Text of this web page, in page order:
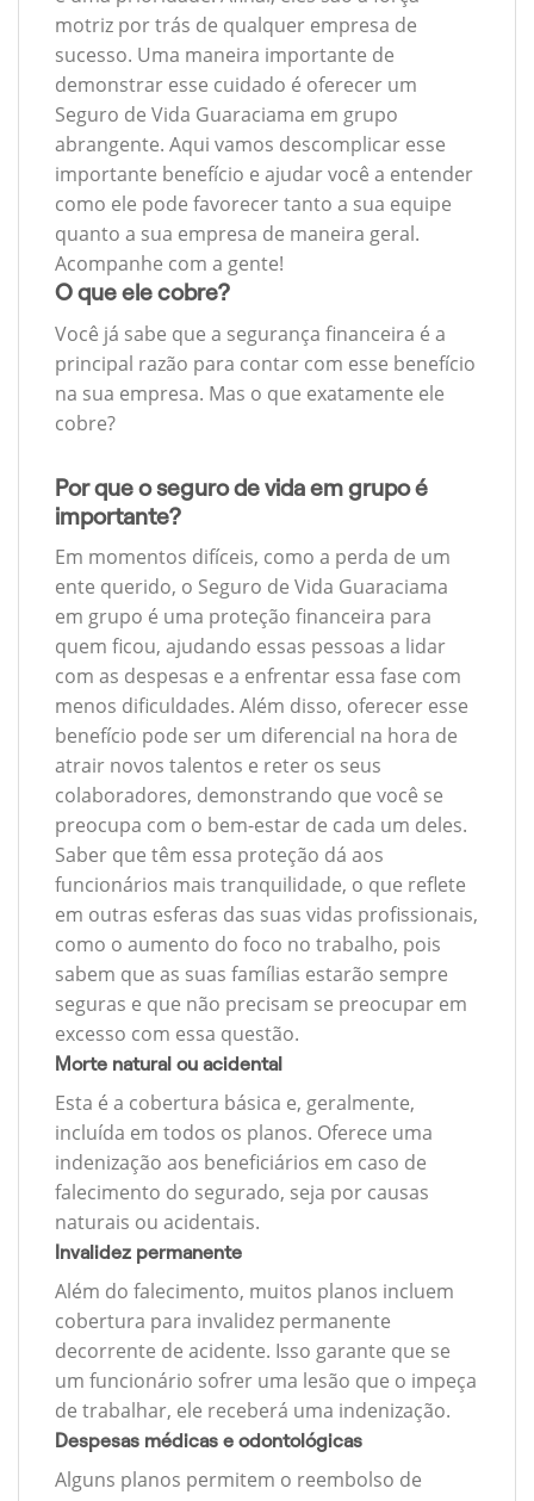
motriz por trás de qualquer empresa de
sucesso. Uma maneira importante de
demonstrar esse cuidado é oferecer um
Seguro de Vida Guaraciama em grupo
abrangente. Aqui vamos descomplicar esse
importante benefício e ajudar você a entender
como ele pode favorecer tanto a sua equipe
quanto a sua empresa de maneira geral.
Acompanhe com a gente!
O que ele cobre?
Você já sabe que a segurança financeira é a
principal razão para contar com esse benefício
na sua empresa. Mas o que exatamente ele
cobre?
Por que o seguro de vida em grupo é
importante?
Em momentos difíceis, como a perda de um
ente querido, o Seguro de Vida Guaraciama
em grupo é uma proteção financeira para
quem ficou, ajudando essas pessoas a lidar
com as despesas e a enfrentar essa fase com
menos dificuldades. Além disso, oferecer esse
benefício pode ser um diferencial na hora de
atrair novos talentos e reter os seus
colaboradores, demonstrando que você se
preocupa com o bem-estar de cada um deles.
Saber que têm essa proteção dá aos
funcionários mais tranquilidade, o que reflete
em outras esferas das suas vidas profissionais,
como o aumento do foco no trabalho, pois
sabem que as suas famílias estarão sempre
seguras e que não precisam se preocupar em
excesso com essa questão.
Morte natural ou acidental
Esta é a cobertura básica e, geralmente,
incluída em todos os planos. Oferece uma
indenização aos beneficiários em caso de
falecimento do segurado, seja por causas
naturais ou acidentais.
Invalidez permanente
Além do falecimento, muitos planos incluem
cobertura para invalidez permanente
decorrente de acidente. Isso garante que se
um funcionário sofrer uma lesão que o impeça
de trabalhar, ele receberá uma indenização.
Despesas médicas e odontológicas
Alguns planos permitem o reembolso de